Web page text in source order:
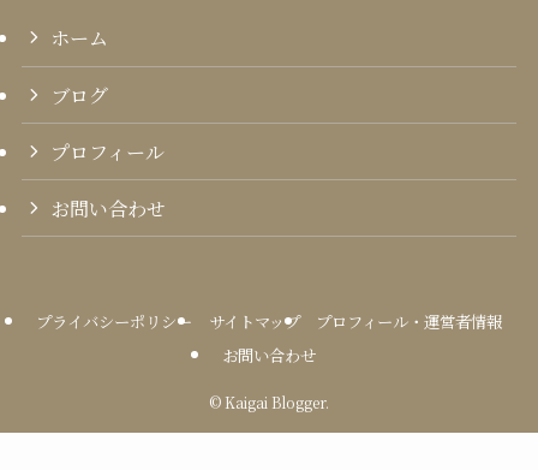
ホーム
ブログ
プロフィール
お問い合わせ
プライバシーポリシー サイトマップ
プロフィール・運営者情報
お問い合わせ
© Kaigai Blogger.